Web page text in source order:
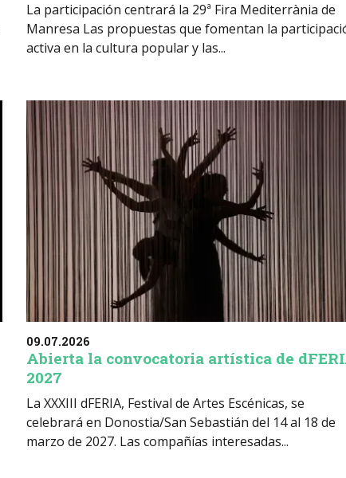
La participación centrará la 29ª Fira Mediterrània de
Manresa Las propuestas que fomentan la
activa en la cultura popular y las...
09.07.2026
Abierta la convocatoria artística de
2027
La XXXIII dFERIA, Festival de Artes Escénicas, se
celebrará en Donostia/San Sebastián del 14 al 18 de
marzo de 2027. Las compañías interesadas...